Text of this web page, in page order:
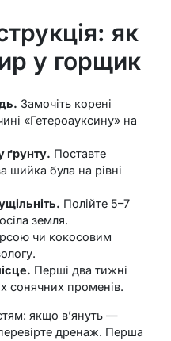
як
у горщик
Замочіть корені
«Гетероауксину» на
ґрунту. Поставте
шийка була на рівні
Полійте 5–7
земля.
чи кокосовим
Перші два тижні
сонячних променів.
якщо в’януть —
дренаж. Перша